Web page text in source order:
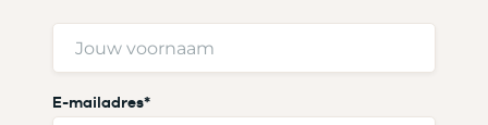
o
E-mailadres*